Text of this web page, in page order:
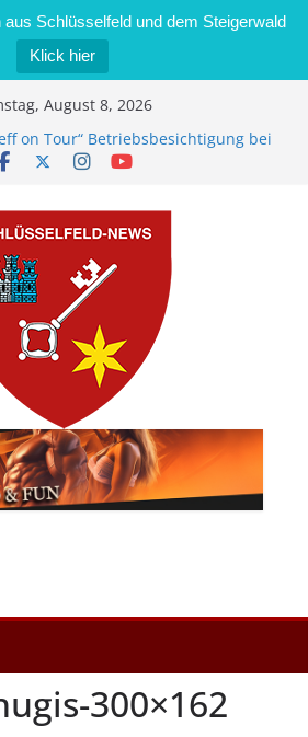
Schlüsselfeld und dem Steigerwald
Klick hier
August 8, 2026
on Tour“ Betriebsbesichtigung bei
Zimmermann GmbH
in Bernroth schnell unter
bietet Online-Anmeldung für
an
im Wert von 600 Euro
300×162